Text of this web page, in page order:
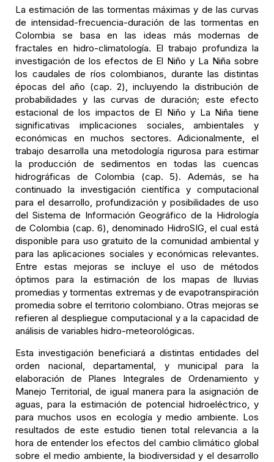
La estimación de las tormentas máximas y de las curvas
de intensidad-frecuencia-duración de las tormentas en
Colombia se basa en las ideas más modernas de
fractales en hidro-climatología. El trabajo profundiza la
investigación de los efectos de El Niño y La Niña sobre
los caudales de ríos colombianos, durante las distintas
épocas del año (cap. 2), incluyendo la distribución de
probabilidades y las curvas de duración; este efecto
estacional de los impactos de El Niño y La Niña tiene
significativas implicaciones sociales, ambientales y
económicas en muchos sectores. Adicionalmente, el
trabajo desarrolla una metodología rigurosa para estimar
la producción de sedimentos en todas las cuencas
hidrográficas de Colombia (cap. 5). Además, se ha
continuado la investigación científica y computacional
para el desarrollo, profundización y posibilidades de uso
del Sistema de Información Geográfico de la Hidrología
de Colombia (cap. 6), denominado HidroSIG, el cual está
disponible para uso gratuito de la comunidad ambiental y
para las aplicaciones sociales y económicas relevantes.
Entre estas mejoras se incluye el uso de métodos
óptimos para la estimación de los mapas de lluvias
promedias y tormentas extremas y de evapotranspiración
promedia sobre el territorio colombiano. Otras mejoras se
refieren al despliegue computacional y a la capacidad de
análisis de variables hidro-meteorológicas.
Esta investigación beneficiará a distintas entidades del
orden nacional, departamental, y municipal para la
elaboración de Planes Integrales de Ordenamiento y
Manejo Territorial, de igual manera para la asignación de
aguas, para la estimación de potencial hidroeléctrico, y
para muchos usos en ecología y medio ambiente. Los
resultados de este estudio tienen total relevancia a la
hora de entender los efectos del cambio climático global
sobre el medio ambiente, la biodiversidad y el desarrollo